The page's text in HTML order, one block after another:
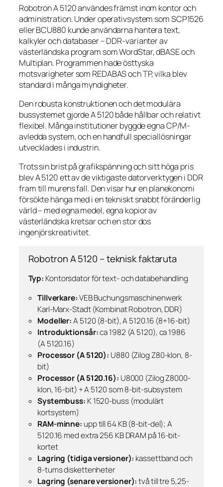
Robotron A 5120 användes främst inom kontor och
administration. Under operativsystem som SCP1526
eller BCU880 kunde användarna hantera text,
kalkyler och databaser – DDR-varianter av
västerländska program som WordStar, dBASE och
Multiplan. Programmen hade östtyska
motsvarigheter som REDABAS och TP, vilka blev
standard i många myndigheter.
Den robusta konstruktionen och det modulära
bussystemet gjorde A 5120 både hållbar och relativt
flexibel. Många institutioner byggde egna CP/M-
avledda system, och en handfull speciallösningar
utvecklades i industrin.
Trots sin brist på grafikspänning och sitt höga pris
blev A 5120 ett av de viktigaste datorverktygen i DDR
fram till murens fall. Den visar hur en planekonomi
försökte hänga med i en tekniskt snabbt föränderlig
värld – med egna medel, egna kopior av
västerländska kretsar och en stor dos
ingenjörskreativitet.
Robotron A 5120 – teknisk faktaruta
Typ: Kontorsdator för text- och databehandling
Tillverkare:VEB Buchungsmaschinenwerk
Karl-Marx-Stadt (Kombinat Robotron, DDR)
Modeller:A 5120 (8-bit), A 5120.16 (8+16-bit)
Introduktionsår:ca 1982 (A 5120), ca 1986
(A 5120.16)
Proces­sor (A 5120): U880 (Zilog Z80-klon, 8-
bit)
Processor (A 5120.16): U8000 (Zilog Z8000-
klon, 16-bit) + A 5120 som 8-bit-subsystem
Systembuss: K 1520-buss (modulärt
kortsystem)
RAM-minne: upp till 64 KB (8-bit-del); A
5120.16 med extra 256 KB DRAM på 16-bit-
kortet
Lagring (tidiga versioner): kassettband och
8-tums diskettenheter
Lagring (senare versioner):två till tre 5,25-